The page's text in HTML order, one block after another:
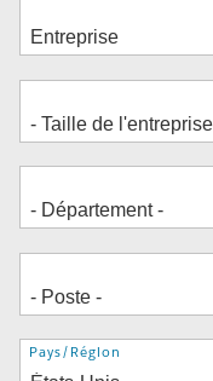
Adresse
Pays/Région